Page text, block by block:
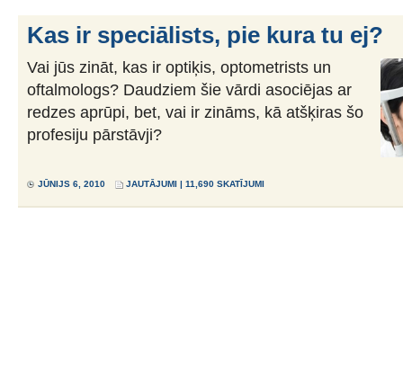
Kas ir speciālists, pie kura tu ej?
Vai jūs zināt, kas ir optiķis, optometrists un
oftalmologs? Daudziem šie vārdi asociējas ar
redzes aprūpi, bet, vai ir zināms, kā atšķiras šo
profesiju pārstāvji?
JŪNIJS 6, 2010 JAUTĀJUMI | 11,690 SKATĪJUMI